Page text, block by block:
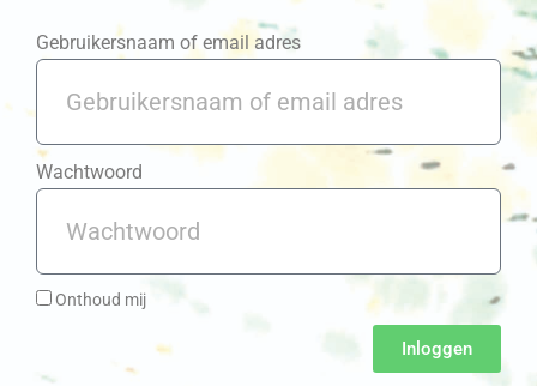
Gebruikersnaam of email adres
Wachtwoord
Onthoud mij
Inloggen